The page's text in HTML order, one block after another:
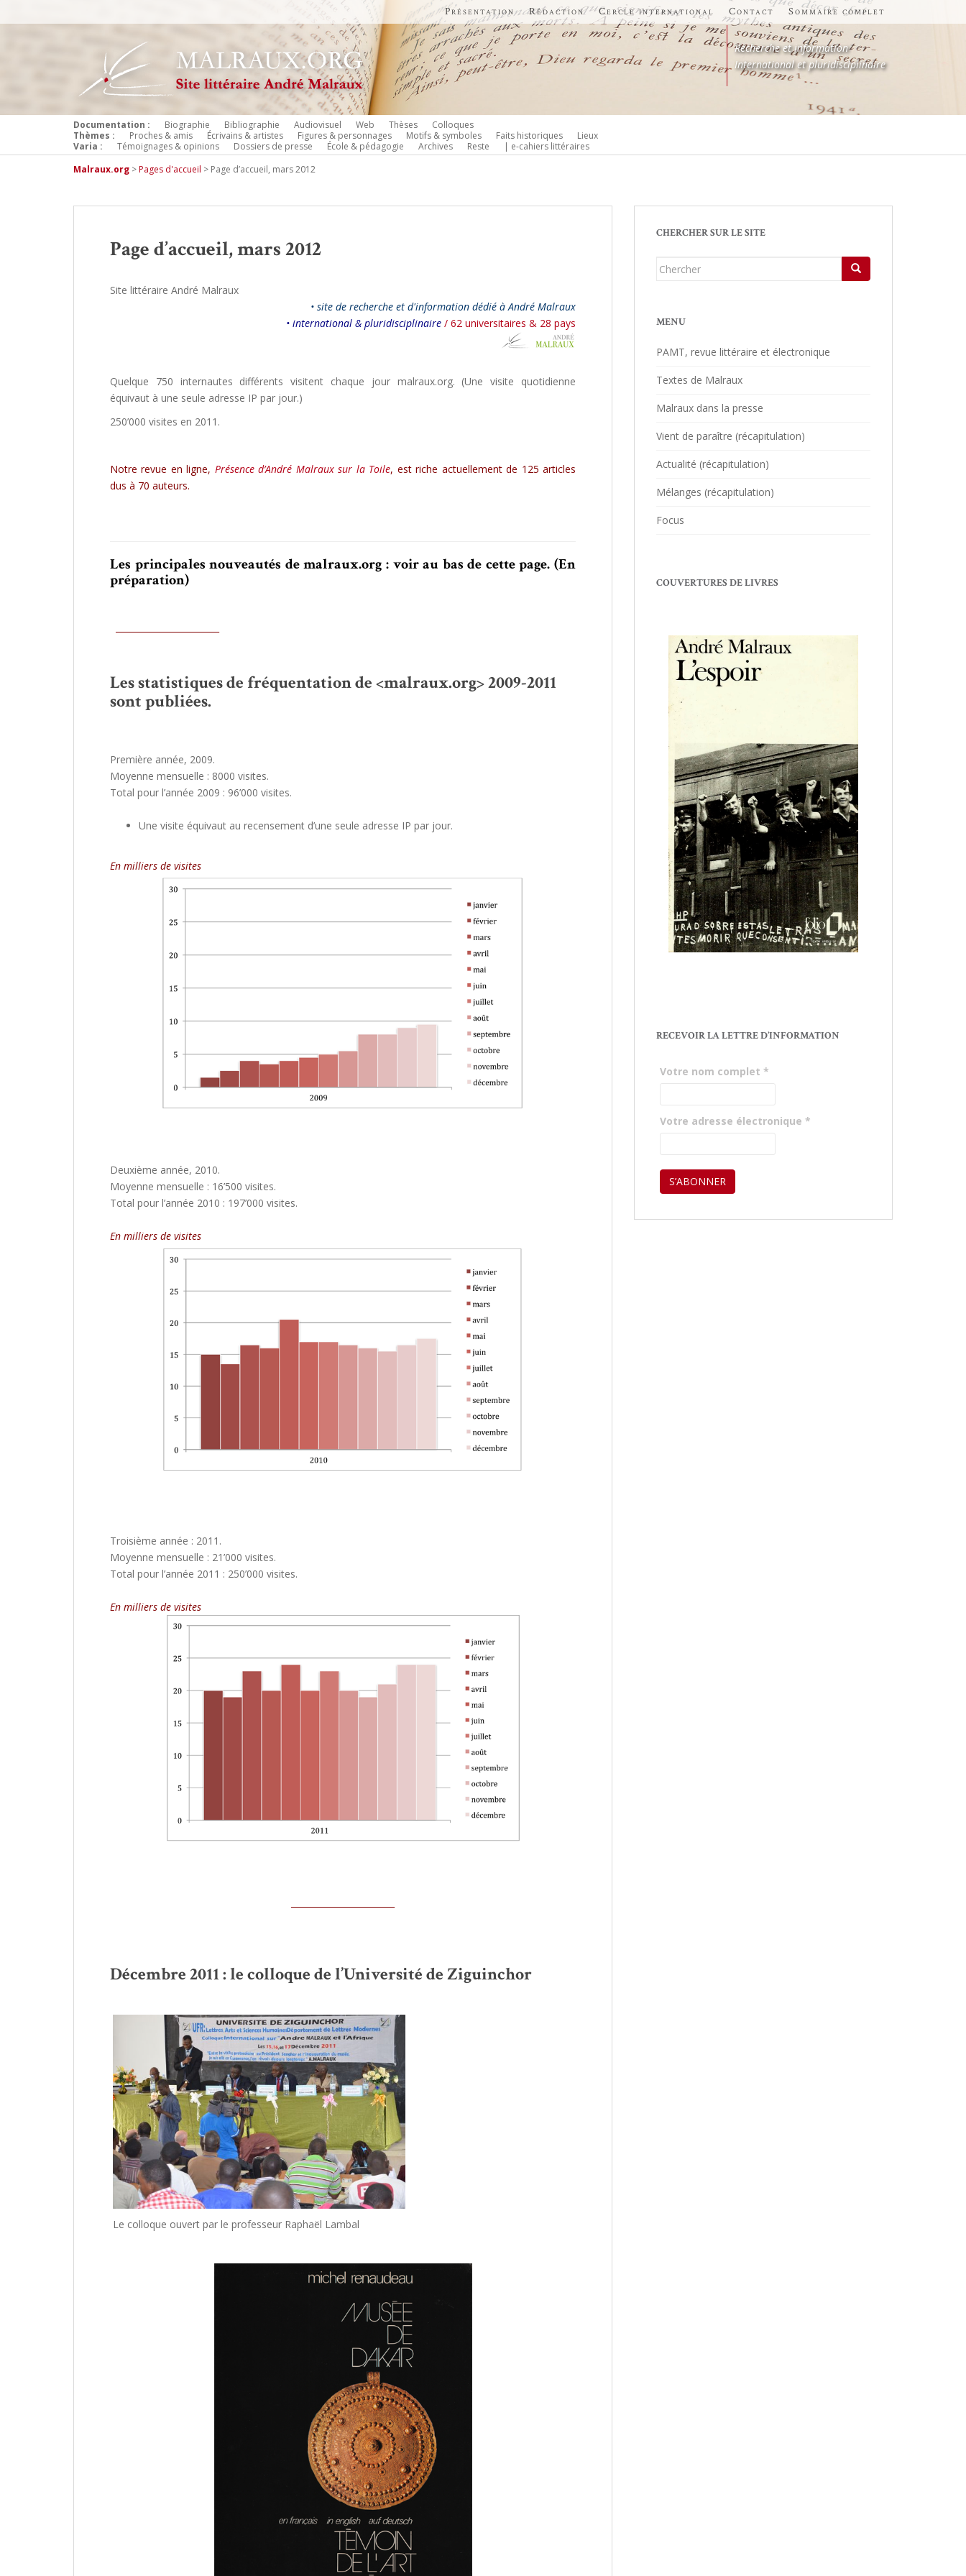
Présentation Rédaction Cercle international Contact Sommaire complet
Recherche et information
International et pluridisciplinaire
Documentation : Biographie Bibliographie Audiovisuel Web Thèses
Colloques
Thèmes :
Proches & amis Écrivains & artistes Figures & personnages Motifs & symboles Faits historiques
Lieux
Varia :
Témoignages & opinions Dossiers de presse École & pédagogie Archives Reste
| e-cahiers littéraires
Malraux.org >Pages d'accueil > Page d’accueil, mars 2012
Page d’accueil, mars 2012
Site littéraire André Malraux
• site de recherche et d'information dédié à André Malraux
• international & pluridisciplinaire / 62 universitaires & 28 pays
Quelque 750 internautes différents visitent chaque jour malraux.org. (Une visite quotidienne
équivaut à une seule adresse IP par jour.)
250’000 visites en 2011.
Notre revue en ligne, Présence d’André Malraux sur la Toile, est riche actuellement de 125 articles
dus à 70 auteurs.
Les principales nouveautés de malraux.org : voir au bas de cette page. (En
préparation)
Les statistiques de fréquentation de <malraux.org> 2009-2011
sont publiées.
Première année, 2009.
Moyenne mensuelle : 8000 visites.
Total pour l’année 2009 : 96’000 visites.
Une visite équivaut au recensement d’une seule adresse IP par jour.
En milliers de visites
Deuxième année, 2010.
Moyenne mensuelle : 16’500 visites.
Total pour l’année 2010 : 197’000 visites.
En milliers de visites
Troisième année : 2011.
Moyenne mensuelle : 21’000 visites.
Total pour l’année 2011 : 250’000 visites.
En milliers de visites
Décembre 2011 : le colloque de l’Université de Ziguinchor
Le colloque ouvert par le professeur Raphaël Lambal
CHERCHER SUR LE SITE
Chercher...
MENU
PAMT, revue littéraire et électronique
Textes de Malraux
Malraux dans la presse
Vient de paraître (récapitulation)
Actualité (récapitulation)
Mélanges (récapitulation)
Focus
COUVERTURES DE LIVRES
RECEVOIR LA LETTRE D’INFORMATION
Votre nom complet *
Votre adresse électronique *